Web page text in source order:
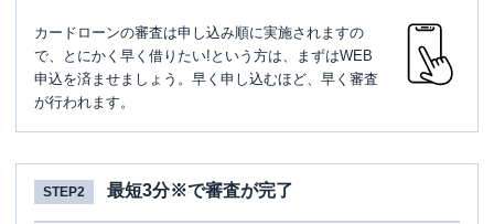
カードローンの審査は申し込み順に実施されますの
で、とにかく早く借りたい!という方は、まずはWEB
申込を済ませましょう。早く申し込むほど、早く審査
が行われます。
STEP2 最短3分※で審査が完了